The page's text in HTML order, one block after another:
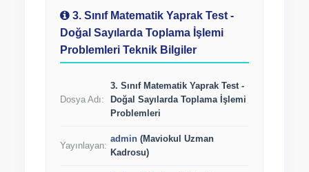
3. Sınıf Matematik Yaprak Test -
Doğal Sayılarda Toplama İşlemi
Problemleri Teknik Bilgiler
Dosya Adı:
3. Sınıf Matematik Yaprak Test -
Doğal Sayılarda Toplama İşlemi
Problemleri
Yayınlayan:
admin (Maviokul Uzman
Kadrosu)